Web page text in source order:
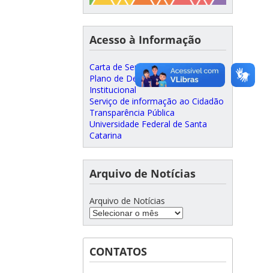
Acesso à Informação
Carta de Serviços ao Cidadão
Plano de Desenvolvimento
Institucional
Serviço de informação ao Cidadão
Transparência Pública
Universidade Federal de Santa
Catarina
Arquivo de Notícias
Arquivo de Notícias
CONTATOS